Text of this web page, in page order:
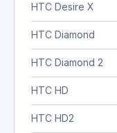
HTC Desire X
HTC Diamond
HTC Diamond 2
HTC HD
HTC HD2